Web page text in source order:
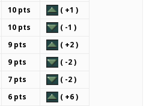
10 pts
( +1 )
10 pts
( -1 )
9 pts
( +2 )
9 pts
( -2 )
7 pts
( -2 )
6 pts
( +6 )